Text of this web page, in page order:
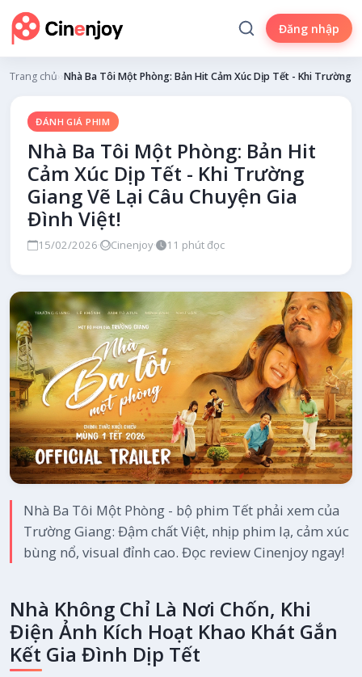
Đăng nhập
Trang chủ Đánh giá phim
Nhà Ba Tôi Một Phòng: Bản Hit Cảm Xúc Dịp Tết - Khi Trường
ĐÁNH GIÁ PHIM
Nhà Ba Tôi Một Phòng: Bản Hit
Cảm Xúc Dịp Tết - Khi Trường
Giang Vẽ Lại Câu Chuyện Gia
Đình Việt!
15/02/2026· Cinenjoy· 11 phút đọc
Nhà Ba Tôi Một Phòng - bộ phim Tết phải xem của
Trường Giang: Đậm chất Việt, nhịp phim lạ, cảm xúc
bùng nổ, visual đỉnh cao. Đọc review Cinenjoy ngay!
Nhà Không Chỉ Là Nơi Chốn, Khi
Điện Ảnh Kích Hoạt Khao Khát Gắn
Kết Gia Đình Dịp Tết